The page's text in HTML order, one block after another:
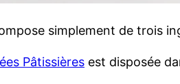
simplement de trois
Pâtissières est disposée